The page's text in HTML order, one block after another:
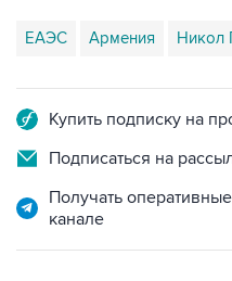
ЕАЭС Армения Никол
Купить подписку на
Подписаться на
Получать
канале